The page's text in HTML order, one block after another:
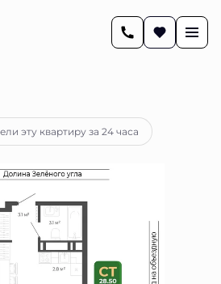
7 771 441 руб.
эту квартиру за 24 часа